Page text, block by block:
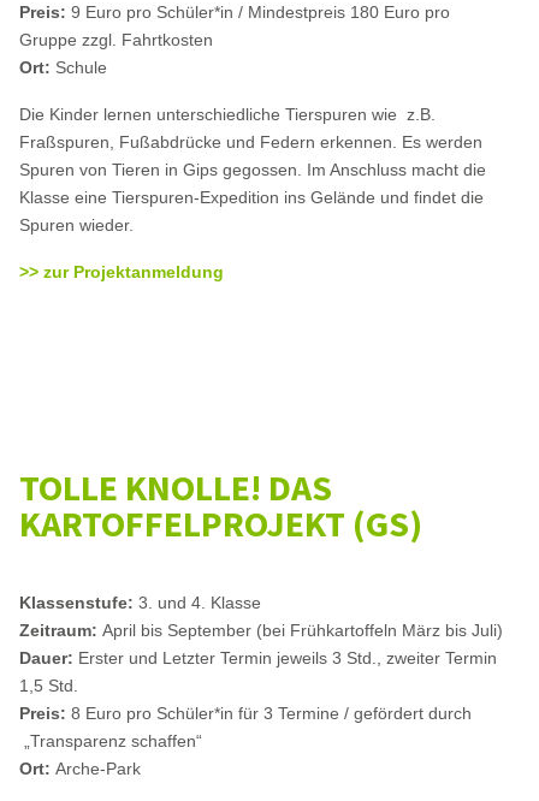
Preis:9 Euro pro Schüler*in / Mindestpreis 180 Euro pro
Gruppe zzgl. Fahrtkosten
Ort: Schule
Die Kinder lernen unterschiedliche Tierspuren wie z.B.
Fraßspuren, Fußabdrücke und Federn erkennen. Es werden
Spuren von Tieren in Gips gegossen. Im Anschluss macht die
Klasse eine Tierspuren-Expedition ins Gelände und findet die
Spuren wieder.
>> zur Projektanmeldung
TOLLE KNOLLE! DAS
KARTOFFELPROJEKT (GS)
Klassenstufe:3. und 4. Klasse
Zeitraum:April bis September (bei Frühkartoffeln März bis Juli)
Dauer: Erster und Letzter Termin jeweils 3 Std., zweiter Termin
1,5 Std.
Preis:8 Euro pro Schüler*in für 3 Termine / gefördert durch
„Transparenz schaffen“
Ort:Arche-Park